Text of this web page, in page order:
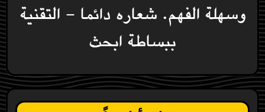
وسهلة الفهم. شعاره دائما - التقنية
ببساطة ابحث